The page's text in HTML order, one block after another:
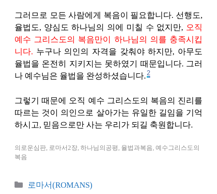
그러므로 모든 사람에게 복음이 필요합니다. 선행도,
율법도, 양심도 하나님의 의에 미칠 수 없지만, 오직
예수 그리스도의 복음만이 하나님의 의를 충족시킵
니다. 누구나 의인의 자격을 갖춰야 하지만, 아무도
율법을 온전히 지키지는 못하였기 때문입니다. 그러
나 예수님은 율법을 완성하셨습니다. 2
그렇기 때문에 오직 예수 그리스도의 복음의 진리를
따르는 것이 의인으로 살아가는 유일한 길임을 기억
하시고, 믿음으로만 사는 우리가 되길 축원합니다.
의로운심판, 로마서2장, 하나님의공평, 율법과복음, 예수그리스도의
복음
카
로마서(ROMANS)